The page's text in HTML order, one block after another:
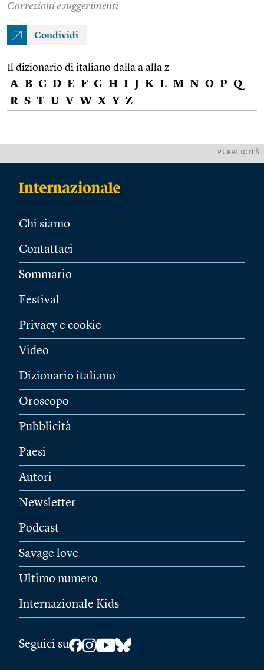
Correzioni e suggerimenti
Condividi
Il dizionario di italiano dalla a alla z
A B C D E F G H I J K L M N O P Q
R S T U V W X Y Z
PUBBLICITÀ
Chi siamo
Contattaci
Sommario
Festival
Privacy e cookie
Video
Dizionario italiano
Oroscopo
Pubblicità
Paesi
Autori
Newsletter
Podcast
Savage love
Ultimo numero
Internazionale Kids
Seguici su